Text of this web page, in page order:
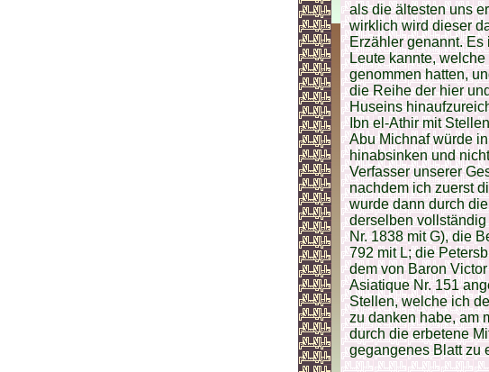
als die ältesten uns
wirklich wird dieser
Erzähler genannt.
Leute kannte,
genommen hatten,
die Reihe der hier
Huseins
Ibn el-Athir mit
Abu Michnaf würde
hinabsinken und
Verfasser unserer
nachdem ich zuerst
wurde dann durch
derselben
Nr. 1838 mit G), die
792 mit L; die
dem von Baron
Asiatique Nr. 151
Stellen, welche ich
zu danken habe, am
durch die erbetene
gegangenes Blatt zu